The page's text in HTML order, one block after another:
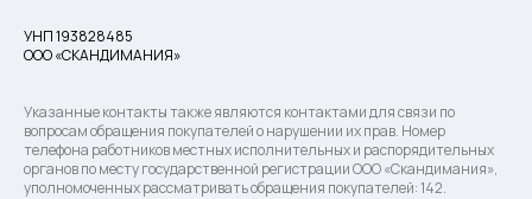
УНП 193828485
ООО «СКАНДИМАНИЯ»
Указанные контакты также являются контактами для связи по
вопросам обращения покупателей о нарушении их прав. Номер
телефона работников местных исполнительных и распорядительных
органов по месту государственной регистрации ООО «Скандимания»,
уполномоченных рассматривать обращения покупателей: 142.